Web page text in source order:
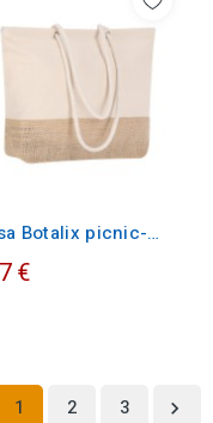
Botalix picnic-
€
1 2 3 